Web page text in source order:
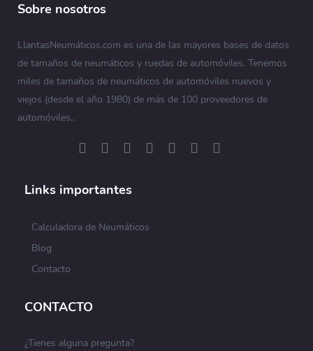
Sobre nosotros
LlantasNeumáticos.com es una de las mayores bases de datos
de tamaños de neumáticos y ruedas de automóviles. Tenemos
miles de tamaños de neumáticos de automóviles nuevos y
viejos (desde el año 1980) de más de 100 proveedores de
automóviles..
Links importantes
Calculadora de Neumáticos
Blog
Contacto
CONTACTO
¿Tienes alguna pregunta?